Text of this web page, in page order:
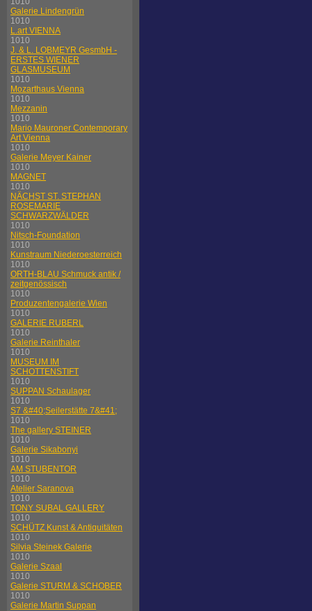
Galerie Lindengrün
1010
L.art VIENNA
1010
J. & L. LOBMEYR GesmbH -
ERSTES WIENER
GLASMUSEUM
1010
Mozarthaus Vienna
1010
Mezzanin
1010
Mario Mauroner Contemporary
Art Vienna
1010
Galerie Meyer Kainer
1010
MAGNET
1010
NÄCHST ST. STEPHAN
ROSEMARIE
SCHWARZWÄLDER
1010
Nitsch-Foundation
1010
Kunstraum Niederoesterreich
1010
ORTH-BLAU Schmuck antik /
zeitgenössisch
1010
Produzentengalerie Wien
1010
GALERIE RUBERL
1010
Galerie Reinthaler
1010
MUSEUM IM
SCHOTTENSTIFT
1010
SUPPAN Schaulager
1010
S7 &#40;Seilerstätte 7&#41;
1010
The gallery STEINER
1010
Galerie Sikabonyi
1010
AM STUBENTOR
1010
Atelier Saranova
1010
TONY SUBAL GALLERY
1010
SCHÜTZ Kunst & Antiquitäten
1010
Silvia Steinek Galerie
1010
Galerie Szaal
1010
Galerie STURM & SCHOBER
1010
Galerie Martin Suppan